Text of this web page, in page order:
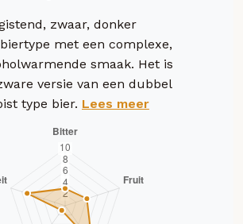
zwaar, donker
met een complexe,
smaak. Het is
versie van een dubbel
type bier. Lees meer